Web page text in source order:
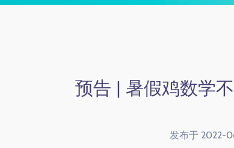
预告 | 暑假鸡数学
发布于 2022-